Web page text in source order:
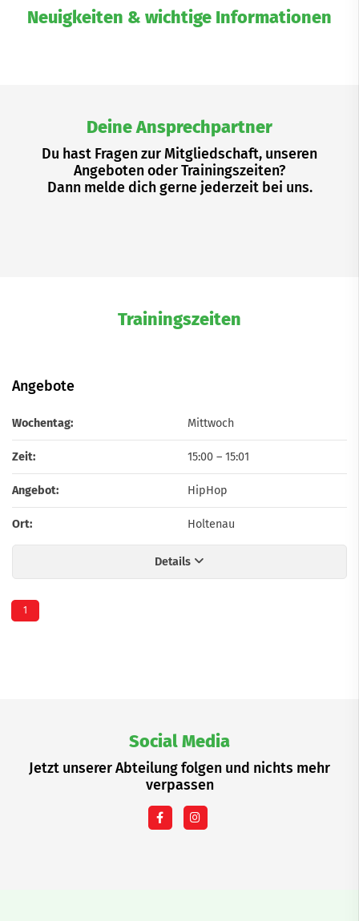
Neuigkeiten & wichtige Informationen
Deine Ansprechpartner
Du hast Fragen zur Mitgliedschaft, unseren
Angeboten oder Trainingszeiten?
Dann melde dich gerne jederzeit bei uns.
Trainingszeiten
Angebote
Wochentag: Mittwoch
Zeit: 15:00 – 15:01
Angebot: HipHop
Ort: Holtenau
Details
1
Social Media
Jetzt unserer Abteilung folgen und nichts mehr
verpassen